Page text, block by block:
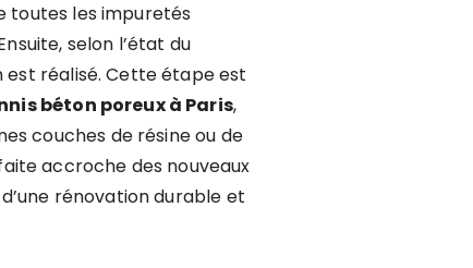
toutes les impuretés
selon l’état du
réalisé. Cette étape est
béton poreux à Paris,
couches de résine ou de
accroche des nouveaux
rénovation durable et